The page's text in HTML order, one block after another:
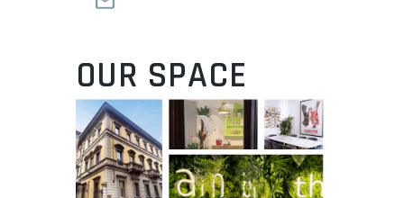
OUR SPACE